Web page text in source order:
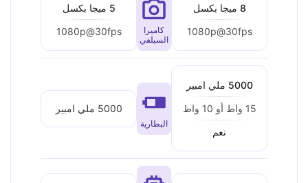
8 ميجا بكسل
1080p@30fps
كاميرا
السيلفي
5 ميجا بكسل
1080p@30fps
5000 ملي امبير
15 واط أو 10 واط
نعم
البطارية
5000 ملي امبير